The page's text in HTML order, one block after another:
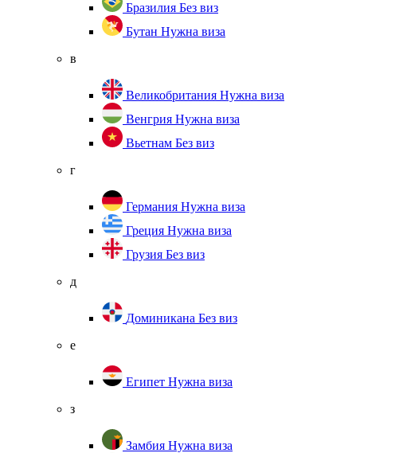
Бразилия Без виз
Бутан Нужна виза
в
Великобритания Нужна виза
Венгрия Нужна виза
Вьетнам Без виз
г
Германия Нужна виза
Греция Нужна виза
Грузия Без виз
д
Доминикана Без виз
е
Египет Нужна виза
з
Замбия Нужна виза